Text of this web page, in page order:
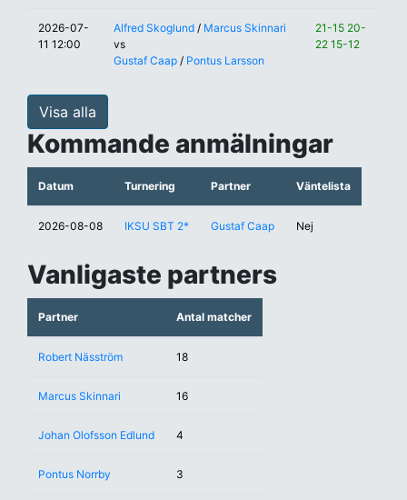
2026-07-
11 12:00
Alfred Skoglund / Marcus Skinnari
vs
Gustaf Caap / Pontus Larsson
21-15 20-
22 15-12
Visa alla
Kommande anmälningar
Datum Turnering Partner Väntelista
2026-08-08 IKSU SBT 2* Gustaf Caap Nej
Vanligaste partners
Partner Antal matcher
Robert Näsström 18
Marcus Skinnari 16
Johan Olofsson Edlund 4
Pontus Norrby 3